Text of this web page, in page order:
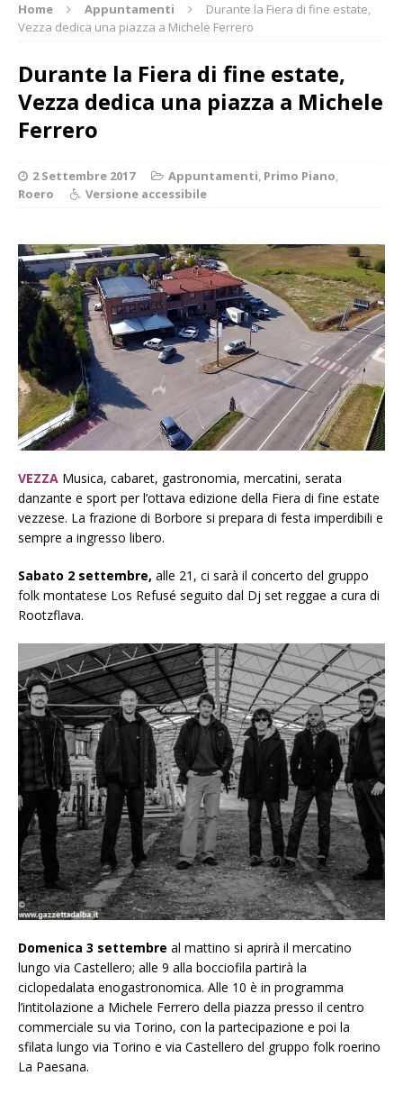
Home Appuntamenti
Durante la Fiera di fine estate,
Vezza dedica una piazza a Michele Ferrero
Durante la Fiera di fine estate,
Vezza dedica una piazza a Michele
Ferrero
2 Settembre 2017 Appuntamenti, Primo Piano,
Roero
Versione accessibile
VEZZA Musica, cabaret, gastronomia, mercatini, serata
danzante e sport per l’ottava edizione della Fiera di fine estate
vezzese. La frazione di Borbore si prepara di festa imperdibili e
sempre a ingresso libero.
Sabato 2 settembre, alle 21, ci sarà il concerto del gruppo
folk montatese Los Refusé seguito dal Dj set reggae a cura di
Rootzflava.
Domenica 3 settembre al mattino si aprirà il mercatino
lungo via Castellero; alle 9 alla bocciofila partirà la
ciclopedalata enogastronomica. Alle 10 è in programma
l’intitolazione a Michele Ferrero della piazza presso il centro
commerciale su via Torino, con la partecipazione e poi la
sfilata lungo via Torino e via Castellero del gruppo folk roerino
La Paesana.